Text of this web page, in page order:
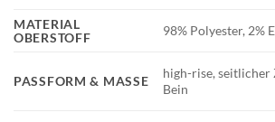
MATERIAL
OBERSTOFF
98% Polyester, 2%
PASSFORM & MASSE
high-rise, seitlicher
Bein